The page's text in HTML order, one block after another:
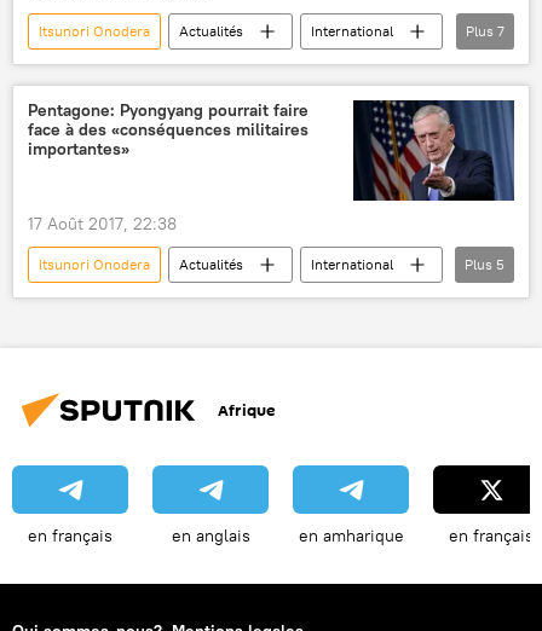
Itsunori Onodera Actualités
International
Corée du Nord
Japon
Traité d'interdiction complète des essais nucléaires (TICEN)
bombe à hydrogène
évaluation
Plus 7
Pentagone: Pyongyang pourrait faire
face à des «conséquences militaires
importantes»
17 Août 2017, 22:38
Itsunori Onodera Actualités
International
Corée du Nord
États-Unis
Plus 5
Afrique
en français en anglais en amharique en français